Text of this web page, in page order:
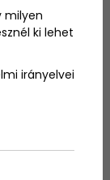
milyen
ki lehet
irányelvei